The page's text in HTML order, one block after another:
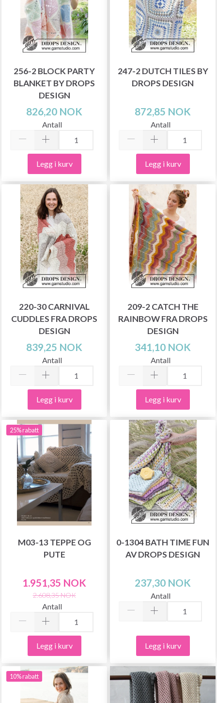
256-2 BLOCK PARTY
BLANKET BY DROPS
DESIGN
826,20 NOK
Antall
Legg i kurv
247-2 DUTCH TILES BY
DROPS DESIGN
872,85 NOK
Antall
Legg i kurv
220-30 CARNIVAL
CUDDLES FRA DROPS
DESIGN
839,25 NOK
Antall
Legg i kurv
209-2 CATCH THE
RAINBOW FRA DROPS
DESIGN
341,10 NOK
Antall
Legg i kurv
25% rabatt
M03-13 TEPPE OG
PUTE
1.951,35 NOK
2.608,35 NOK
Antall
Legg i kurv
0-1304 BATH TIME FUN
AV DROPS DESIGN
237,30 NOK
Antall
Legg i kurv
10% rabatt